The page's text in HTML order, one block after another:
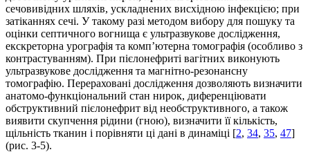
сечовивідних шляхів, ускладнених висхідною інфекцією; при
затіканнях сечі. У такому разі методом вибору для пошуку та
оцінки септичного вогнища є ультразвукове дослідження,
екскреторна урографія та комп’ютерна томографія (особливо з
контрастуванням). При пієлонефриті вагітних виконують
ультразвукове дослідження та магнітно-резонансну
томографію. Перераховані дослідження дозволяють визначити
анатомо-функціональний стан нирок, диференціювати
обструктивний пієлонефрит від необструктивного, а також
виявити скупчення рідини (гною), визначити її кількість,
щільність тканин і порівняти ці дані в динаміці [2, 34, 35, 47]
(рис. 3-5).